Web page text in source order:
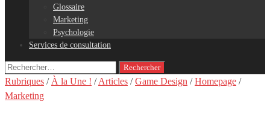
Glossaire
Marketing
Psychologie
Services de consultation
Rechercher :
Rubriques / À la Une ! /Articles /Game Design /Homepage /
Marketing